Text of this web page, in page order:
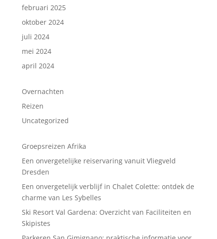
februari 2025
oktober 2024
juli 2024
mei 2024
april 2024
Overnachten
Reizen
Uncategorized
Groepsreizen Afrika
Een onvergetelijke reiservaring vanuit Vliegveld
Dresden
Een onvergetelijk verblijf in Chalet Colette: ontdek de
charme van Les Sybelles
Ski Resort Val Gardena: Overzicht van Faciliteiten en
Skipistes